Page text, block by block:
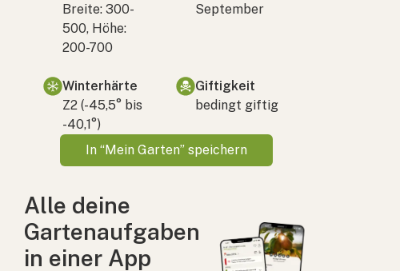
Breite: 300-
500, Höhe:
200-700
September
Winterhärte
Z2 (-45,5° bis
-40,1°)
Giftigkeit
bedingt giftig
In “Mein Garten” speichern
Alle deine
Gartenaufgaben
in einer App